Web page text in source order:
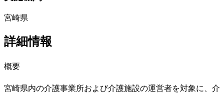
宮崎県
詳細情報
概要
宮崎県内の介護事業所および介護施設の運営者を対象に、介